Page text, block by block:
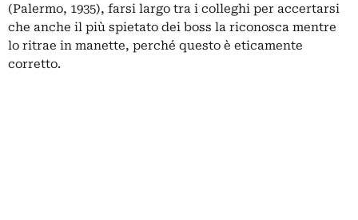
(Palermo, 1935), farsi largo tra i colleghi per accertarsi
che anche il più spietato dei boss la riconosca mentre
lo ritrae in manette, perché questo è eticamente
corretto.